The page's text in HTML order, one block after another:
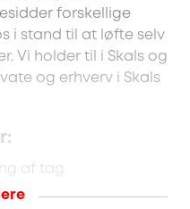
forskellige
i stand til at løfte selv
Vi holder til i Skals og
og erhverv i Skals
af tag